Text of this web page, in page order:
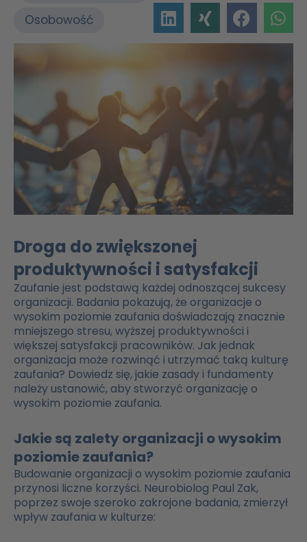
Osobowość
Droga do zwiększonej
produktywności i satysfakcji
Zaufanie jest podstawą każdej odnoszącej sukcesy
organizacji. Badania pokazują, że organizacje o
wysokim poziomie zaufania doświadczają znacznie
mniejszego stresu, wyższej produktywności i
większej satysfakcji pracowników. Jak jednak
organizacja może rozwinąć i utrzymać taką kulturę
zaufania? Dowiedz się, jakie zasady i fundamenty
należy ustanowić, aby stworzyć organizację o
wysokim poziomie zaufania.
Jakie są zalety organizacji o wysokim
poziomie zaufania?
Budowanie organizacji o wysokim poziomie zaufania
przynosi liczne korzyści. Neurobiolog Paul Zak,
poprzez swoje szeroko zakrojone badania, zmierzył
wpływ zaufania w kulturze: